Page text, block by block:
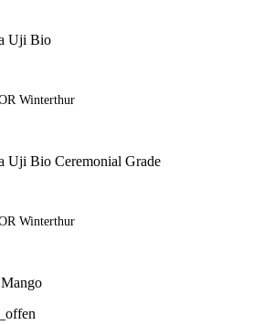
Uji Bio
Winterthur
Uji Bio Ceremonial Grade
Winterthur